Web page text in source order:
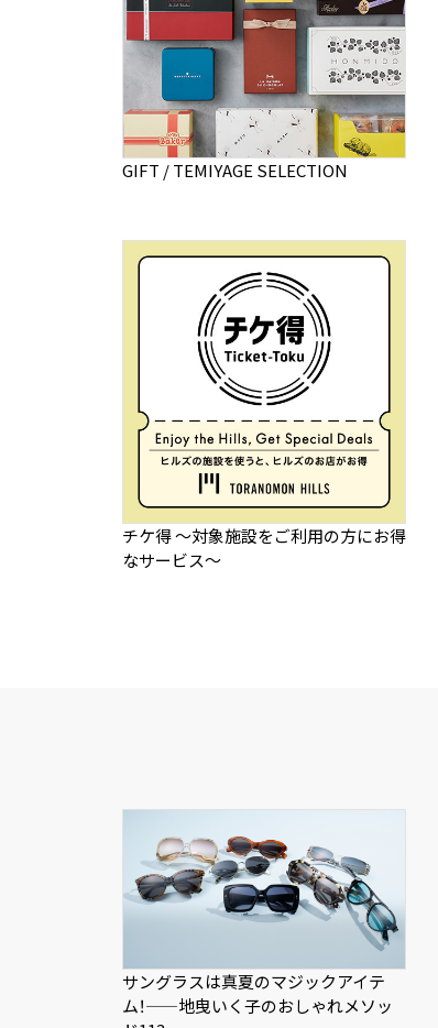
GIFT / TEMIYAGE SELECTION
チケ得 ～対象施設をご利用の方にお得
なサービス～
サングラスは真夏のマジックアイテ
ム！——地曳いく子のおしゃれメソッ